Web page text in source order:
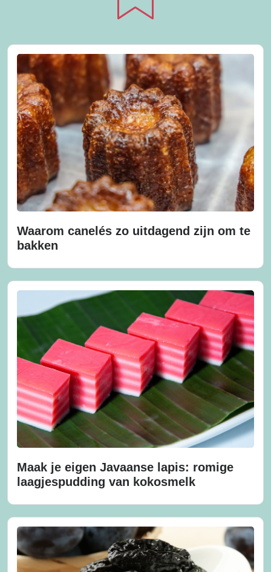
Waarom canelés zo uitdagend zijn om te
bakken
Maak je eigen Javaanse lapis: romige
laagjespudding van kokosmelk